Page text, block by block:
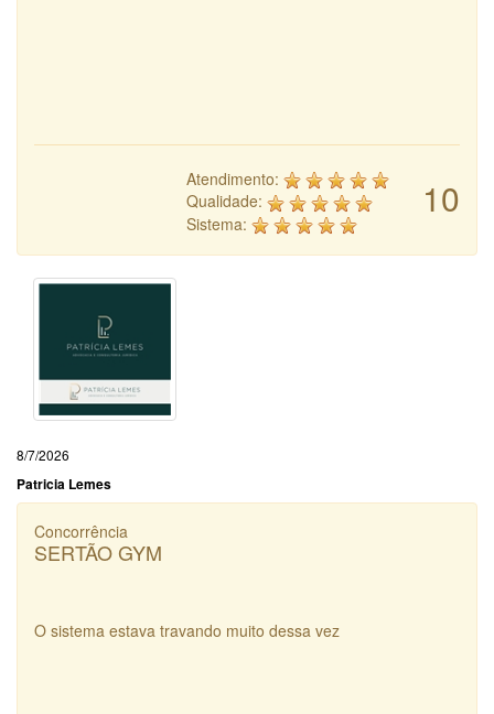
10
Atendimento:
Qualidade:
Sistema:
8/7/2026
Patricia Lemes
Concorrência
SERTÃO GYM
O sistema estava travando muito dessa vez